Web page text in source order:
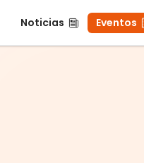
Noticias
Noticias Eventos
Eventos